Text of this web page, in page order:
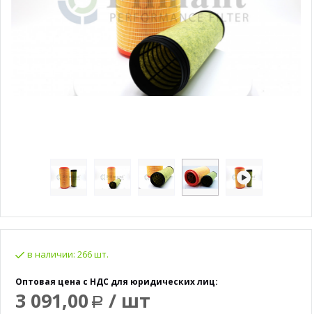
в наличии: 266 шт.
Оптовая цена с НДС для юридических лиц:
3 091,00 Р / шт